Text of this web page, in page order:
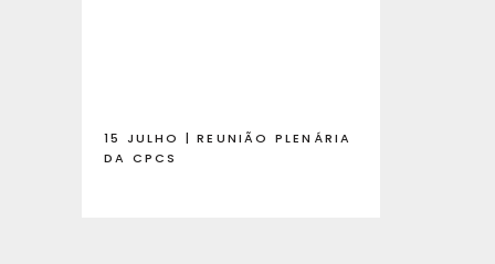
15 JULHO | REUNIÃO PLENÁRIA
DA CPCS